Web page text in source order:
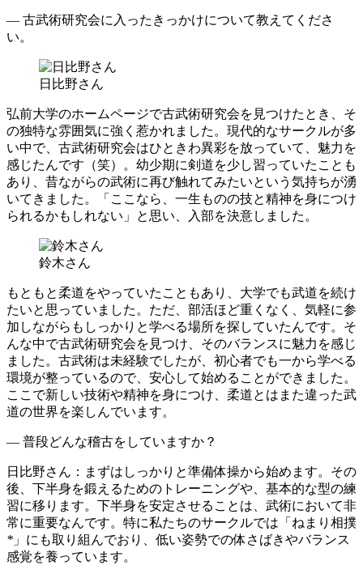
― 古武術研究会に入ったきっかけについて教えてくださ
い。
日比野さん
弘前大学のホームページで古武術研究会を見つけたとき、そ
の独特な雰囲気に強く惹かれました。現代的なサークルが多
い中で、古武術研究会はひときわ異彩を放っていて、魅力を
感じたんです（笑）。幼少期に剣道を少し習っていたことも
あり、昔ながらの武術に再び触れてみたいという気持ちが湧
いてきました。「ここなら、一生ものの技と精神を身につけ
られるかもしれない」と思い、入部を決意しました。
鈴木さん
もともと柔道をやっていたこともあり、大学でも武道を続け
たいと思っていました。ただ、部活ほど重くなく、気軽に参
加しながらもしっかりと学べる場所を探していたんです。そ
んな中で古武術研究会を見つけ、そのバランスに魅力を感じ
ました。古武術は未経験でしたが、初心者でも一から学べる
環境が整っているので、安心して始めることができました。
ここで新しい技術や精神を身につけ、柔道とはまた違った武
道の世界を楽しんでいます。
― 普段どんな稽古をしていますか？
日比野さん ：まずはしっかりと準備体操から始めます。その
後、下半身を鍛えるためのトレーニングや、基本的な型の練
習に移ります。下半身を安定させることは、武術において非
常に重要なんです。特に私たちのサークルでは「ねまり相撲
* 」にも取り組んでおり、低い姿勢での体さばきやバランス
感覚を養っています。